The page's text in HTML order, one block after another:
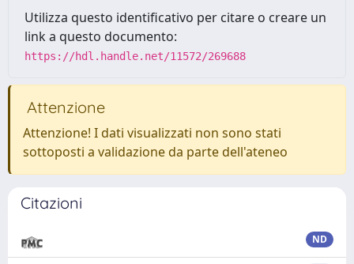
Utilizza questo identificativo per citare o creare un
link a questo documento:
https://hdl.handle.net/11572/269688
Attenzione
Attenzione! I dati visualizzati non sono stati
sottoposti a validazione da parte dell'ateneo
Citazioni
ND